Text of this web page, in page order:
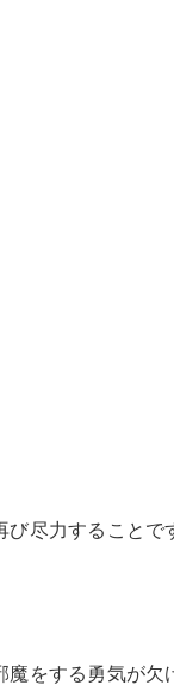
尽力することで
魔をする勇気が欠